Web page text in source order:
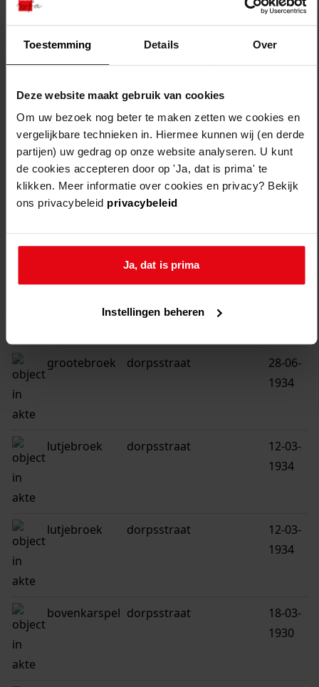
Toestemming Details Over
Deze website maakt gebruik van cookies
Om uw bezoek nog beter te maken zetten we cookies en
vergelijkbare technieken in. Hiermee kunnen wij (en derde
partijen) uw gedrag op onze website analyseren. U kunt
de cookies accepteren door op 'Ja, dat is prima' te
klikken. Meer informatie over cookies en privacy? Bekijk
ons privacybeleid privacybeleid
Ja, dat is prima
Instellingen beheren
opperdoes dorpsstraat
11-02-
1927
wormer dorpsstraat
15-07-
1933
bergen dorpsstraat
27-04-
grootebroek dorpsstraat
28-06-
1934
lutjebroek dorpsstraat
12-03-
1934
lutjebroek dorpsstraat
12-03-
1934
bovenkarspel dorpsstraat
18-03-
1930